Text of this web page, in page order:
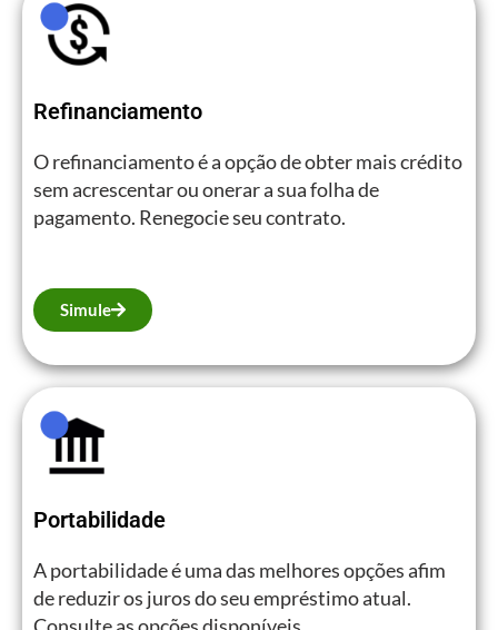
Refinanciamento
O refinanciamento é a opção de obter mais crédito
sem acrescentar ou onerar a sua folha de
pagamento. Renegocie seu contrato.
Simule
Portabilidade
A portabilidade é uma das melhores opções afim
de reduzir os juros do seu empréstimo atual.